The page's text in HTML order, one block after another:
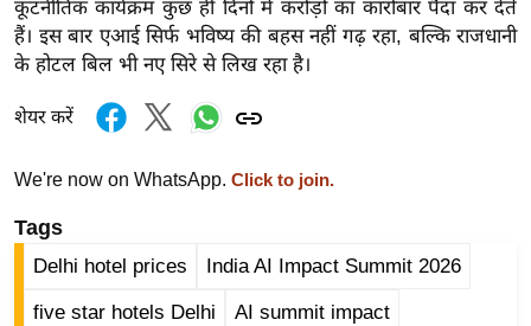
ली
वु
ड
हॉ
वु
फि
ल्म
स
कूटनीतिक कार्यक्रम कुछ ही दिनों में करोड़ों का कारोबार पैदा कर देते
हैं। इस बार एआई सिर्फ भविष्य की बहस नहीं गढ़ रहा, बल्कि राजधानी
के होटल बिल भी नए सिरे से लिख रहा है।
शेयर करें
We're now on WhatsApp. Click to join.
Tags
Delhi hotel prices India AI Impact Summit 2026
five star hotels Delhi AI summit impact